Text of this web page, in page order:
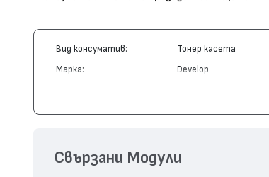
Вид консуматив: Тонер касета
Марка: Develop
Съвместими устройства:
Свързани Модули